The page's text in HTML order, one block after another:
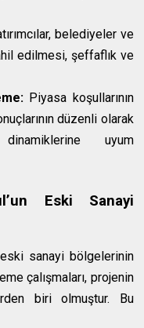
belediyeler ve
edilmesi, şeffaflık ve
Piyasa koşullarının
düzenli olarak
uyum
Eski Sanayi
sanayi bölgelerinin
çalışmaları, projenin
biri olmuştur. Bu